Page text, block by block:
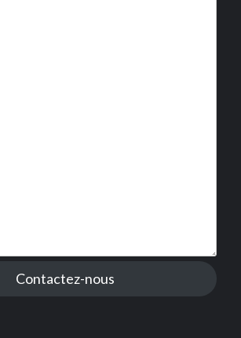
Contactez-nous